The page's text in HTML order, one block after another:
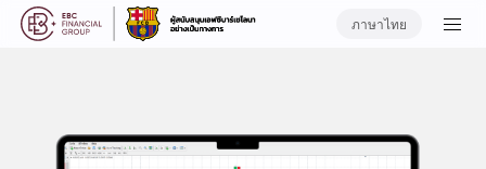
ภาษาไทย